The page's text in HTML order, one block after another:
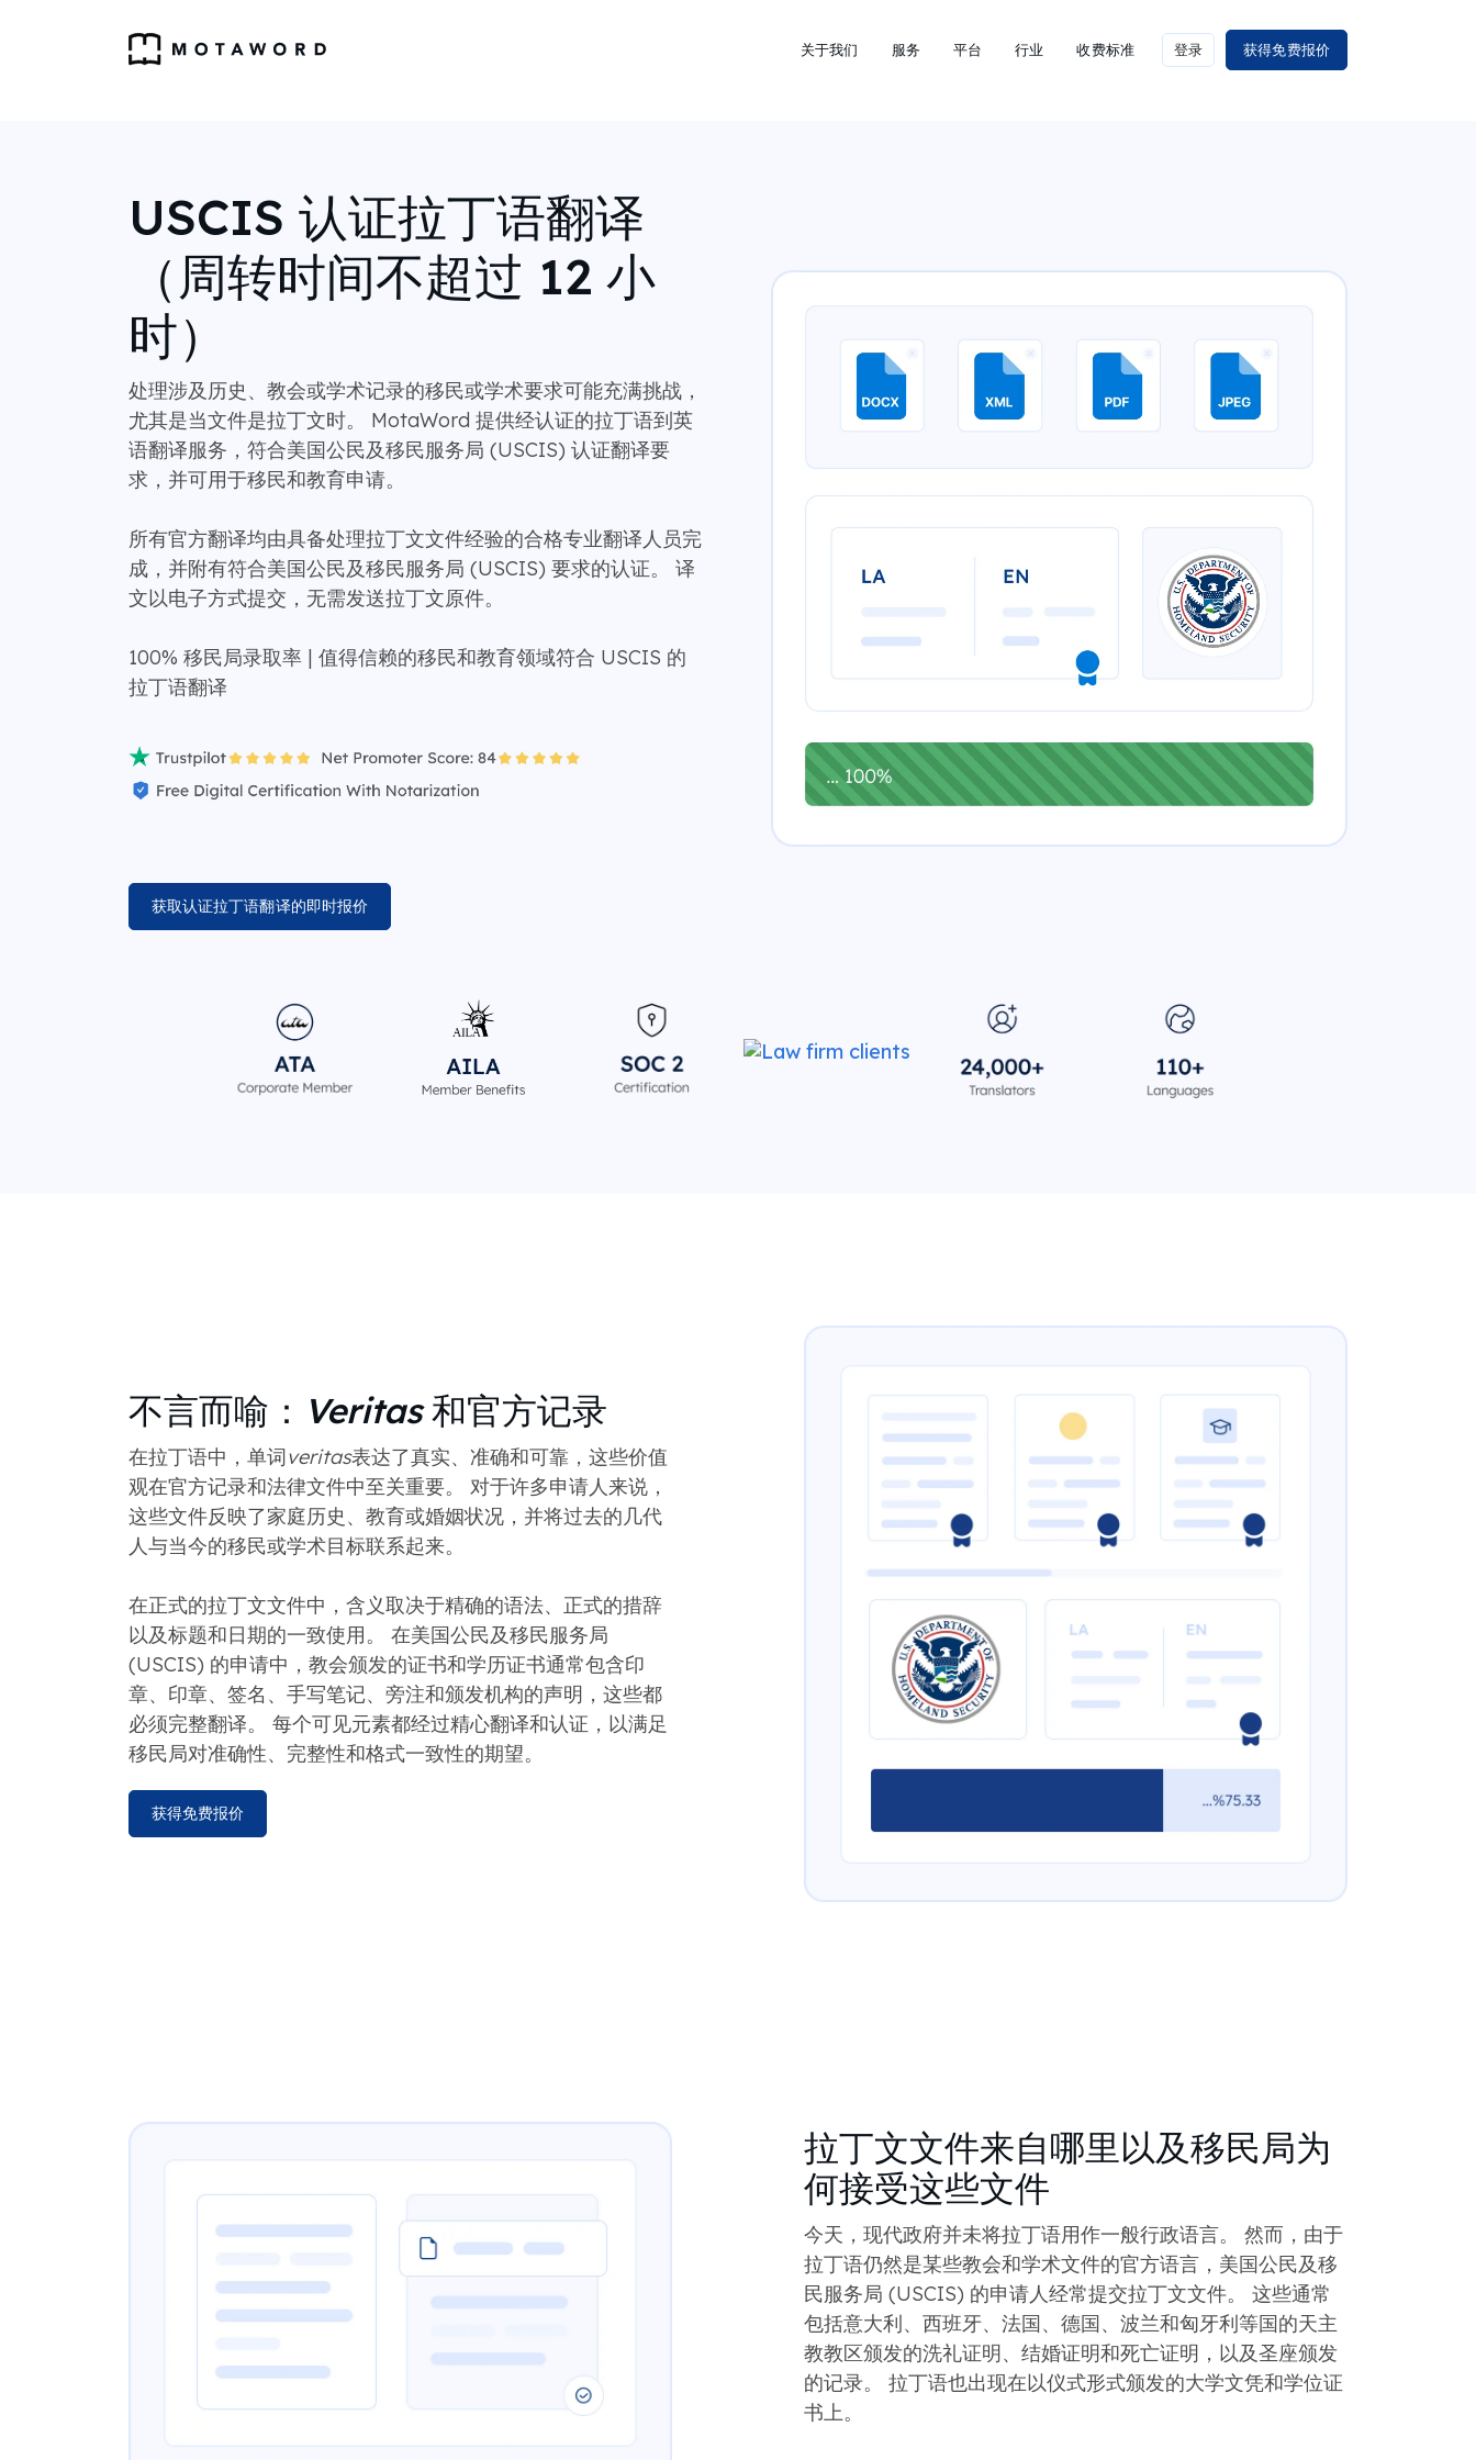
关于我们 服务 平台 行业 收费标准 登录 获得免费报价
USCIS 认证拉丁语翻译
（周转时间不超过 12 小
时）
处理涉及历史、教会或学术记录的移民或学术要求可能充满挑战，
尤其是当文件是拉丁文时。 MotaWord 提供经认证的拉丁语到英
语翻译服务，符合美国公民及移民服务局 (USCIS) 认证翻译要
求，并可用于移民和教育申请。
所有官方翻译均由具备处理拉丁文文件经验的合格专业翻译人员完
成，并附有符合美国公民及移民服务局 (USCIS) 要求的认证。 译
文以电子方式提交，无需发送拉丁文原件。
100% 移民局录取率 | 值得信赖的移民和教育领域符合 USCIS 的
拉丁语翻译
获取认证拉丁语翻译的即时报价
不言而喻： Veritas和官方记录
在拉丁语中，单词veritas表达了真实、准确和可靠，这些价值
观在官方记录和法律文件中至关重要。 对于许多申请人来说，
这些文件反映了家庭历史、教育或婚姻状况，并将过去的几代
人与当今的移民或学术目标联系起来。
在正式的拉丁文文件中，含义取决于精确的语法、正式的措辞
以及标题和日期的一致使用。 在美国公民及移民服务局
(USCIS) 的申请中，教会颁发的证书和学历证书通常包含印
章、印章、签名、手写笔记、旁注和颁发机构的声明，这些都
必须完整翻译。 每个可见元素都经过精心翻译和认证，以满足
移民局对准确性、完整性和格式一致性的期望。
获得免费报价
拉丁文文件来自哪里以及移民局为
何接受这些文件
今天，现代政府并未将拉丁语用作一般行政语言。 然而，由于
拉丁语仍然是某些教会和学术文件的官方语言，美国公民及移
民服务局 (USCIS) 的申请人经常提交拉丁文文件。 这些通常
包括意大利、西班牙、法国、德国、波兰和匈牙利等国的天主
教教区颁发的洗礼证明、结婚证明和死亡证明，以及圣座颁发
的记录。 拉丁语也出现在以仪式形式颁发的大学文凭和学位证
书上。